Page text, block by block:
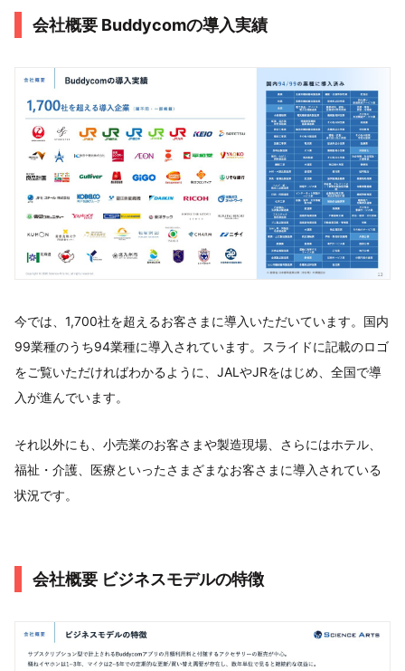
会社概要 Buddycomの導入実績
今では、1,700社を超えるお客さまに導入いただいています。国内
99業種のうち94業種に導入されています。スライドに記載のロゴ
をご覧いただければわかるように、JALやJRをはじめ、全国で導
入が進んでいます。
それ以外にも、小売業のお客さまや製造現場、さらにはホテル、
福祉・介護、医療といったさまざまなお客さまに導入されている
状況です。
会社概要 ビジネスモデルの特徴